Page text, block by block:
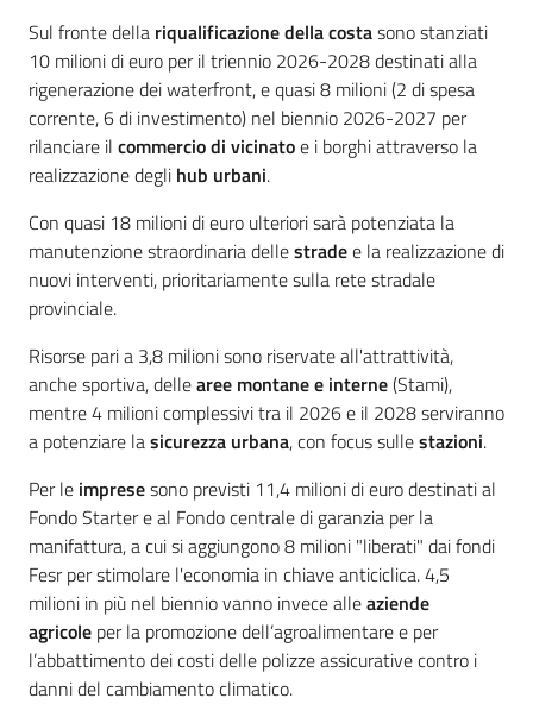
Sul fronte della riqualificazione della costasono stanziati
10 milioni di euro per il triennio 2026-2028 destinati alla
rigenerazione dei waterfront, e quasi 8 milioni (2 di spesa
corrente, 6 di investimento) nel biennio 2026-2027 per
rilanciare il commercio di vicinatoe i borghi attraverso la
realizzazione degli hub urbani.
Con quasi 18 milioni di euro ulteriori sarà potenziata la
manutenzione straordinaria dellestradee la realizzazione di
nuovi interventi, prioritariamente sulla rete stradale
provinciale.
Risorse pari a 3,8 milioni sono riservate all'attrattività,
anche sportiva, dellearee montane e interne(Stami),
mentre 4 milioni complessivi tra il 2026 e il 2028 serviranno
a potenziare lasicurezza urbana, con focus sullestazioni.
Per le impresesono previsti 11,4 milioni di euro destinati al
Fondo Starter e al Fondo centrale di garanzia per la
manifattura, a cui si aggiungono 8 milioni "liberati" dai fondi
Fesr per stimolare l'economia in chiave anticiclica. 4,5
milioni in più nel biennio vanno invece alleaziende
agricole per la promozione dell’agroalimentare e per
l’abbattimento dei costi delle polizze assicurative contro i
danni del cambiamento climatico.